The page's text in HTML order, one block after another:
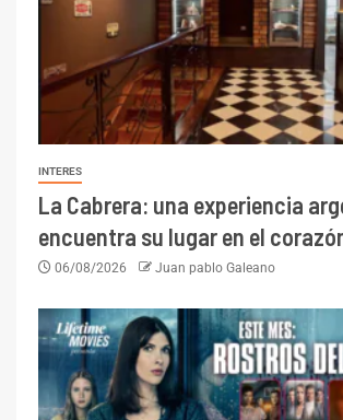
INTERES
La Cabrera: una experiencia
encuentra su lugar en el
06/08/2026 Juan pablo Galeano